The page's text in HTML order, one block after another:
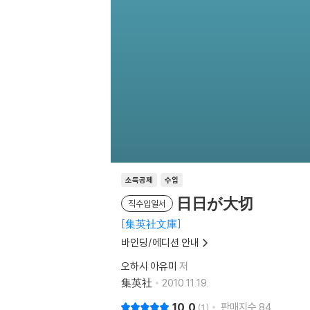
소득공제 수입
직수입일서 日日が大切
集英社文庫
바인딩/에디션 안내
오하시 아유미 저
集英社
2010.11.19.
10.0 1 판매지수 84